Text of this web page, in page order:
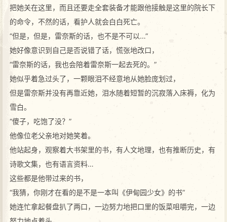
把她关在这里，而且还要走全套装备才能跟他接触是这里的院长下
的命令，不然的话，看护人就会白白死亡。
“但是，但是，雷奈斯的话，也不是不可以…”
她好像意识到自己是否说错了话，慌张地改口，
“雷奈斯的话，我也会陪着雷奈斯一起去死的。”
她似乎着急过头了，一颗眼泪不经意地从她脸庞划过，
但是雷奈斯并没有再靠近她，泪水随着短暂的沉寂落入床褥，化为
雪白。
“傻子，吃饱了没？”
他像位老父亲地对她笑着。
他站起身，观察着大书架里的书，有人文地理，也有推断历史，有
诗歌文集，也有语言资料…
这些都是他带过来的书，
“我猜，你刚才在看的是不是一本叫《伊甸园少女》的书”
她连忙拿起餐盘扒了两口，一边努力地把口里的饭菜咀嚼完，一边